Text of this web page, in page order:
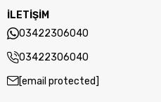
İLETİŞİM
03422306040
03422306040
[email protected]